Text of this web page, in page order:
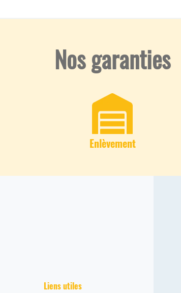
Nos garanties
Enlèvement
Liens utiles